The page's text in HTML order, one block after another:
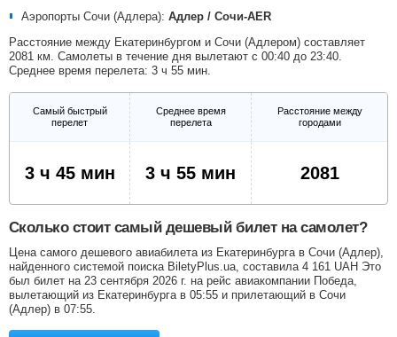
Аэропорты Сочи (Адлера): Адлер / Сочи-AER
Расстояние между Екатеринбургом и Сочи (Адлером) составляет
2081 км. Самолеты в течение дня вылетают с 00:40 до 23:40.
Среднее время перелета: 3 ч 55 мин.
Самый быстрый
перелет
Среднее время
перелета
Расстояние между
городами
3 ч 45 мин 3 ч 55 мин 2081
Сколько стоит самый дешевый билет на самолет?
Цена самого дешевого авиабилета из Екатеринбурга в Сочи (Адлер),
найденного системой поиска BiletyPlus.ua, составила 4 161 UAH Это
был билет на 23 сентября 2026 г. на рейс авиакомпании Победа,
вылетающий из Екатеринбурга в 05:55 и прилетающий в Сочи
(Адлер) в 07:55.